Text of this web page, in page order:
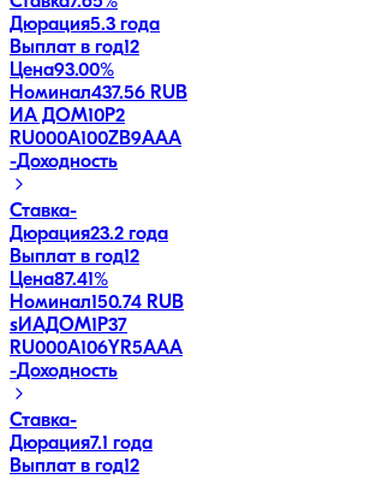
Дюрация5.3 года
Выплат в год12
Цена93.00%
Номинал437.56 RUB
ИА ДОМ10P2
RU000A100ZB9AAA
-Доходность
Ставка-
Дюрация23.2 года
Выплат в год12
Цена87.41%
Номинал150.74 RUB
sИАДОМ1P37
RU000A106YR5AAA
-Доходность
Ставка-
Дюрация7.1 года
Выплат в год12